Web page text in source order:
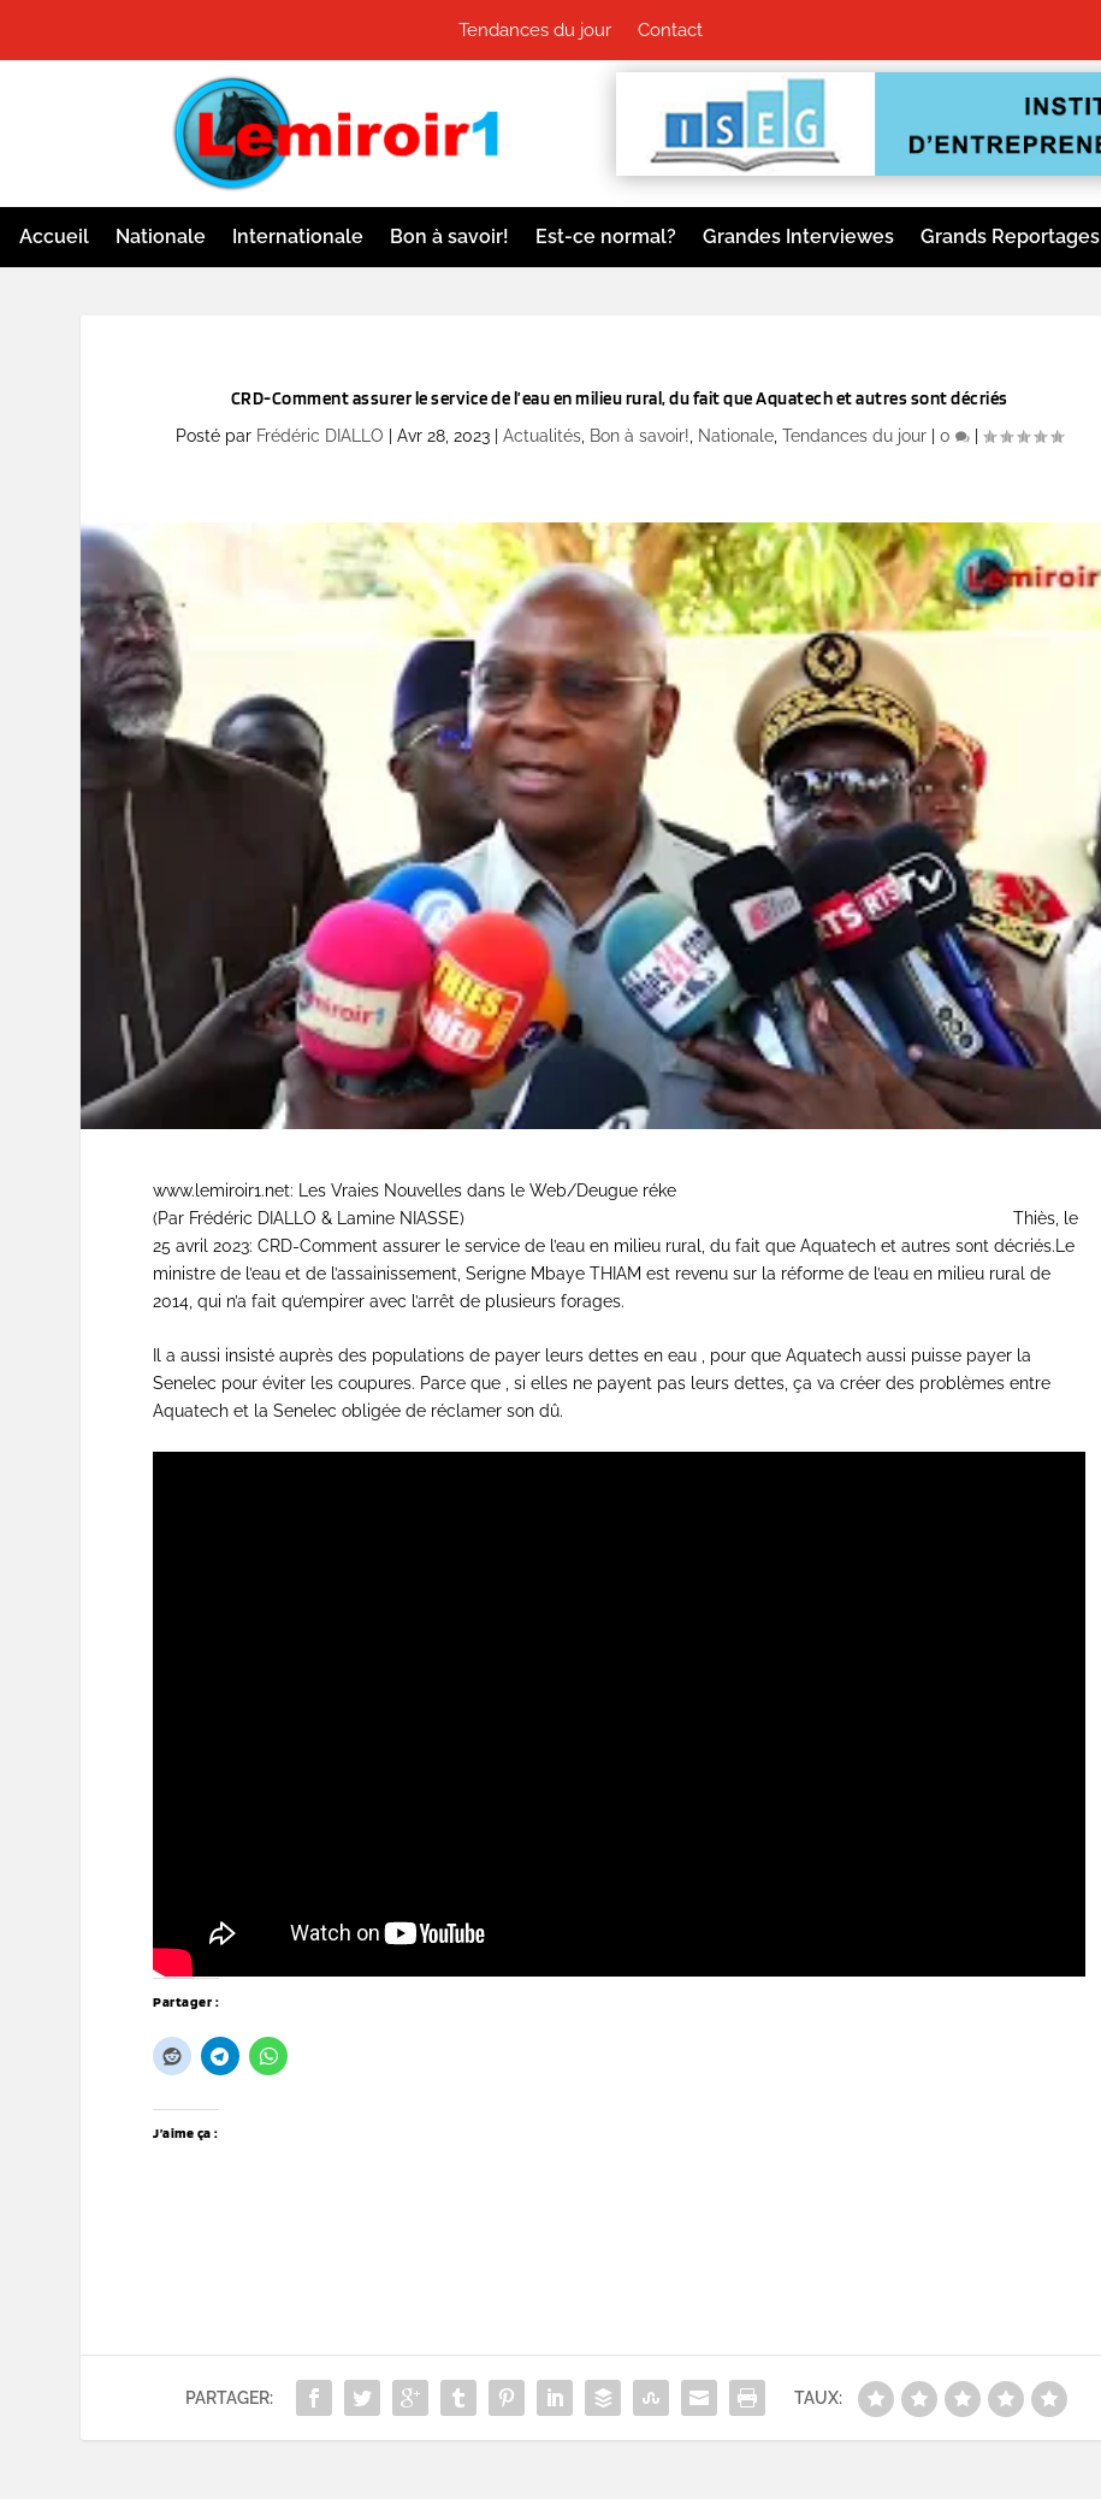
Tendances du jour Contact
Accueil Nationale Internationale Bon à savoir! Est-ce normal? Grandes Interviewes Grands Reportages
CRD-Comment assurer le service de l’eau en milieu rural, du fait que Aquatech et autres sont décriés
Posté par Frédéric DIALLO |Avr 28, 2023 |Actualités Bon à savoir! Nationale ,Tendances du jour |0 |
www.lemiroir1.net: Les Vraies Nouvelles dans le Web/Deugue réke
(Par Frédéric DIALLO & Lamine NIASSE) Thiès, le
25 avril 2023: CRD-Comment assurer le service de l’eau en milieu rural, du fait que Aquatech et autres sont décriés.Le
ministre de l’eau et de l’assainissement, Serigne Mbaye THIAM est revenu sur la réforme de l’eau en milieu rural de
2014, qui n’a fait qu’empirer avec l’arrêt de plusieurs forages.
Il a aussi insisté auprès des populations de payer leurs dettes en eau , pour que Aquatech aussi puisse payer la
Senelec pour éviter les coupures. Parce que , si elles ne payent pas leurs dettes, ça va créer des problèmes entre
Aquatech et la Senelec obligée de réclamer son dû.
Partager :
J’aime ça :
PARTAGER: TAUX: